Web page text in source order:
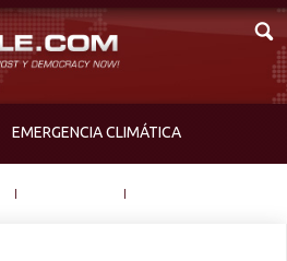
EMERGENCIA CLIMÁTICA